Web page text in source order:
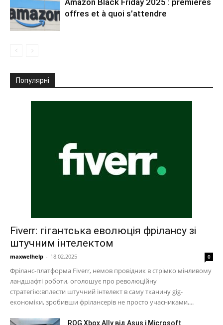
offres et à quoi s’attendre
Популярні
Fiverr: гігантська еволюція фрілансу зі
штучним інтелектом
maxwelhelp - 18.02.2025 0
Фріланс-платформа Fiverr, немов провідник в стрімко мінливому
ландшафті роботи, оголошує про революційну
стратегію:вплести штучний інтелект в саму тканину gig-
економіки, зробивши фрілансерів не просто учасниками,...
ROG Xbox Ally від Asus і Microsoft